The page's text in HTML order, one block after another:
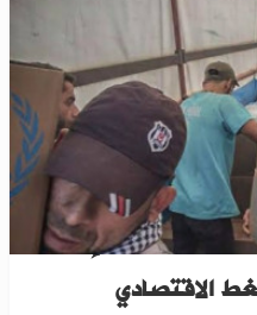
جريمة ضد الإنسانية
الاقتصادي